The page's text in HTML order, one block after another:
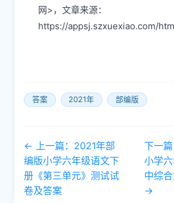
网>，文章来源：
https://appsj.szxuexiao.com/
答案 2021年 部编版
← 上一篇：2021年部
编版小学六年级语文下
册《第三单元》测试试
卷及答案
下一
小学
中综
→